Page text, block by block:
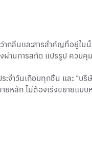
กลิ่นและสารสำคัญที่อยู่ใน
ผ่านการสกัด แปรรูป ควบ
ำวันเกือบทุกชิ้น และ “บ
ยหลัก ไม่ต้องเร่งขยายแบบ